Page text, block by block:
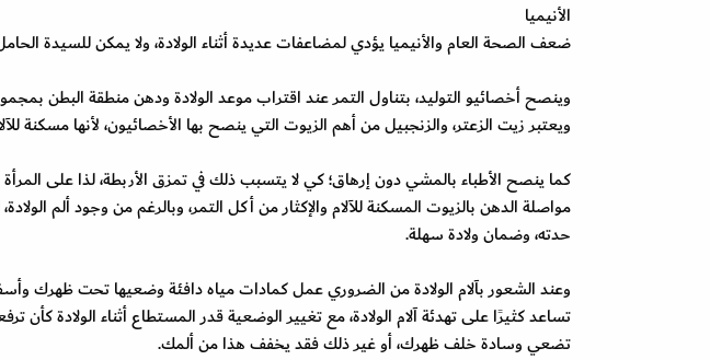
الأنيميا
ضعف الصحة العام والأنيميا يؤدي لمضاعفات عديدة أثناء الولادة، ولا يمكن للسيدة
وينصح أخصائيو التوليد، بتناول التمر عند اقتراب موعد الولادة ودهن منطقة البطن
ويعتبر زيت الزعتر، والزنجبيل من أهم الزيوت التي ينصح بها الأخصائيون، لأنها مسكنة
كما ينصح الأطباء بالمشي دون إرهاق؛ كي لا يتسبب ذلك في تمزق الأربطة، لذا على
مواصلة الدهن بالزيوت المسكنة للآلام والإكثار من أكل التمر، وبالرغم من وجود ألم
حدته، وضمان ولادة سهلة.
وعند الشعور بآلام الولادة من الضروري عمل كمادات مياه دافئة وضعيها تحت ظهرك
تساعد كثيرًا على تهدئة آلام الولادة، مع تغيير الوضعية قدر المستطاع أثناء الولادة
تضعي وسادة خلف ظهرك، أو غير ذلك فقد يخفف هذا من ألمك.